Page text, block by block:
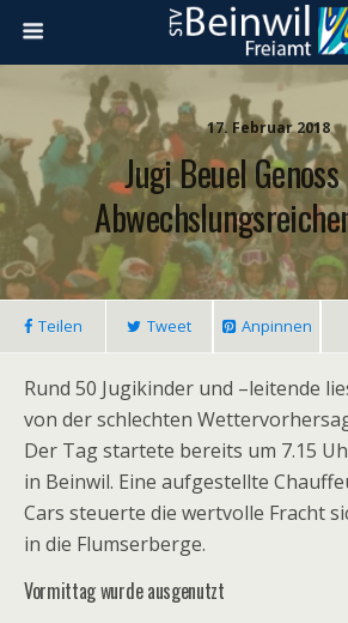
17. Februar 2018
Jugi Beuel
Teilen Tweet Anpinnen
Rund 50 Jugikinder und –leitende
von der schlechten
Der Tag startete bereits um 7.15
in Beinwil. Eine aufgestellte
Cars steuerte die wertvolle Fracht
in die Flumserberge.
Vormittag wurde ausgenutzt